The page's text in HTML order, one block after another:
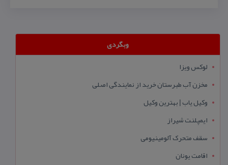
وبگردی
لوکس ویزا
مخزن آب طبرستان خرید از نمایندگی اصلی
وکیل یاب | بهترین وکیل
ایمپلنت شیراز
سقف متحرک آلومینیومی
اقامت یونان